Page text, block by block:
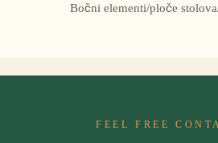
Bočni elementi/ploče
FEEL FREE